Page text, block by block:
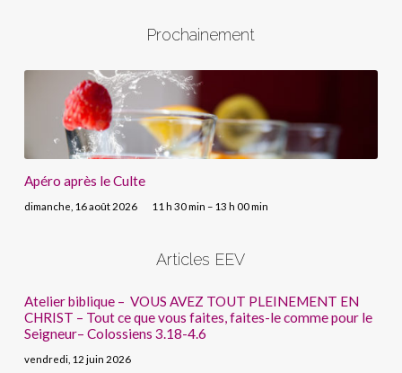
Prochainement
Apéro après le Culte
dimanche, 16 août 2026 11 h 30 min – 13 h 00 min
Articles EEV
Atelier biblique – VOUS AVEZ TOUT PLEINEMENT EN
CHRIST – Tout ce que vous faites, faites-le comme pour le
Seigneur– Colossiens 3.18-4.6
vendredi, 12 juin 2026